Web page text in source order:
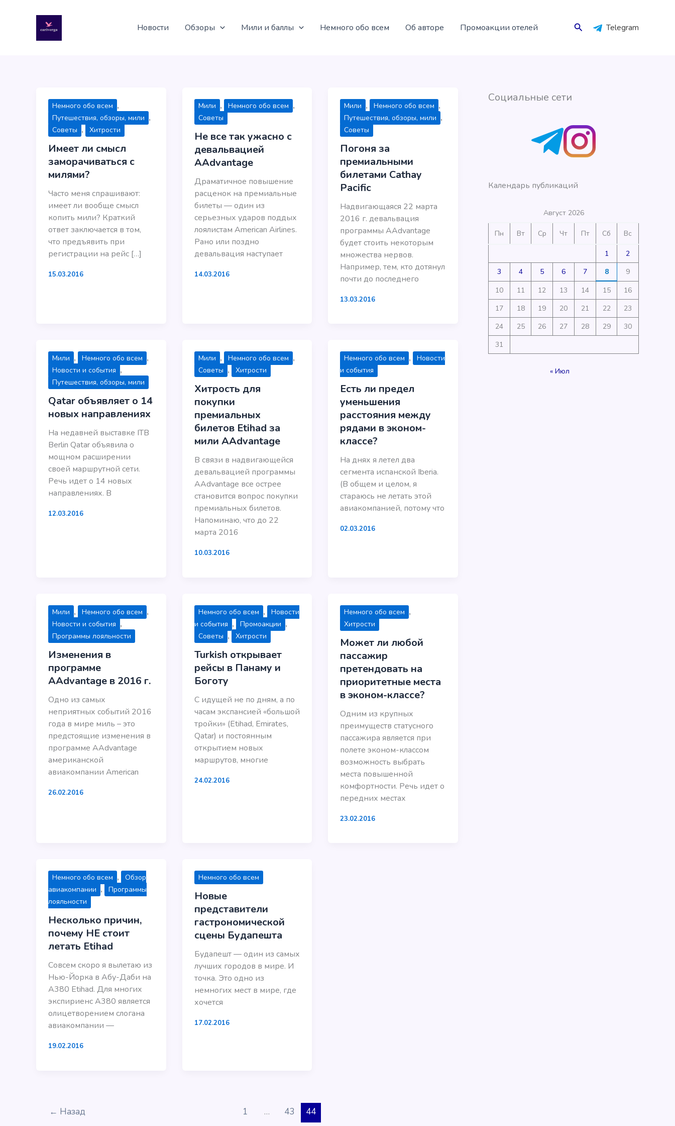
содержимому
Новости Обзоры Мили и баллы Немного обо всем Об авторе Промоакции отелей Поиск Telegram
Немного обо всем ,
Путешествия, обзоры, мили ,
Советы , Хитрости
Имеет ли смысл
заморачиваться с
милями?
Часто меня спрашивают:
имеет ли вообще смысл
копить мили? Краткий
ответ заключается в том,
что предъявить при
регистрации на рейс […]
15.03.2016
Мили , Немного обо всем ,
Советы
Не все так ужасно с
девальвацией
AAdvantage
Драматичное повышение
расценок на премиальные
билеты — один из
серьезных ударов поддых
лоялистам American Airlines.
Рано или поздно
девальвация наступает
14.03.2016
Мили , Немного обо всем ,
Путешествия, обзоры, мили ,
Советы
Погоня за
премиальными
билетами Cathay
Pacific
Надвигающаяся 22 марта
2016 г. девальвация
программы AAdvantage
будет стоить некоторым
множества нервов.
Например, тем, кто дотянул
почти до последнего
13.03.2016
Мили , Немного обо всем ,
Новости и события ,
Путешествия, обзоры, мили
Qatar объявляет о 14
новых направлениях
На недавней выставке ITB
Berlin Qatar объявила о
мощном расширении
своей маршрутной сети.
Речь идет о 14 новых
направлениях. В
12.03.2016
Мили , Немного обо всем ,
Советы , Хитрости
Хитрость для
покупки
премиальных
билетов Etihad за
мили AAdvantage
В связи в надвигающейся
девальвацией программы
AAdvantage все острее
становится вопрос покупки
премиальных билетов.
Напоминаю, что до 22
марта 2016
10.03.2016
Немного обо всем ,
Новости
и события
Есть ли предел
уменьшения
расстояния между
рядами в эконом-
классе?
На днях я летел два
сегмента испанской Iberia.
(В общем и целом, я
стараюсь не летать этой
авиакомпанией, потому что
02.03.2016
Мили , Немного обо всем ,
Новости и события ,
Программы лояльности
Изменения в
программе
AAdvantage в 2016 г.
Одно из самых
неприятных событий 2016
года в мире миль – это
предстоящие изменения в
программе AAdvantage
американской
авиакомпании American
26.02.2016
Немного обо всем ,
Новости
и события , Промоакции ,
Советы , Хитрости
Turkish открывает
рейсы в Панаму и
Боготу
C идущей не по дням, а по
часам экспансией «большой
тройки» (Etihad, Emirates,
Qatar) и постоянным
открытием новых
маршрутов, многие
24.02.2016
Немного обо всем ,
Хитрости
Может ли любой
пассажир
претендовать на
приоритетные места
в эконом-классе?
Одним из крупных
преимуществ статусного
пассажира является при
полете эконом-классом
возможность выбрать
места повышенной
комфортности. Речь идет о
передних местах
23.02.2016
Немного обо всем ,
Обзор
авиакомпании ,
Программы
лояльности
Несколько причин,
почему НЕ стоит
летать Etihad
Совсем скоро я вылетаю из
Нью-Йорка в Абу-Даби на
А380 Etihad. Для многих
экспириенс А380 является
олицетворением слогана
авиакомпании —
19.02.2016
Немного обо всем
Новые
представители
гастрономической
сцены Будапешта
Будапешт — один из самых
лучших городов в мире. И
точка. Это одно из
немногих мест в мире, где
хочется
17.02.2016
← Назад 1 … 43 44
Социальные сети
Календарь публикаций
Август 2026
Пн Вт Ср Чт Пт Сб Вс
1
2
3
4 5 6 7 8
9
10
11 12 13 14 15
16
17
18 19 20 21 22
23
24
25 26 27 28 29
30
31
« Июл